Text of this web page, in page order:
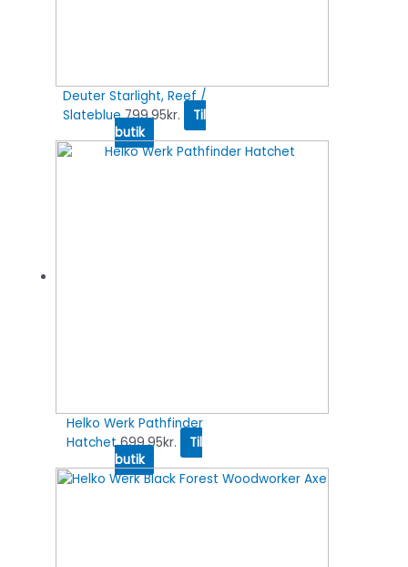
Deuter Starlight, Reef /
Slateblue 799.95kr.
Til
butik
Helko Werk Pathfinder
Hatchet 699.95kr.
Til
butik